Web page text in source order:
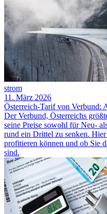
strom
11. März 2026
Österreich-Tarif von Verbund:
Der Verbund, Österreichs
seine Preise sowohl für Neu-
rund ein Drittel zu senken.
profitieren können und ob Sie
sind.